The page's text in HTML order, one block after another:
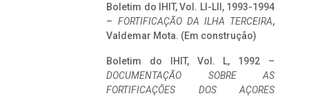
Boletim do IHIT, Vol. LI-LII, 1993-1994
– FORTIFICAÇÃO DA ILHA TERCEIRA,
Valdemar Mota. (Em construção)
Boletim do IHIT, Vol. L, 1992 –
DOCUMENTAÇÃO SOBRE AS
FORTIFICAÇÕES DOS AÇORES